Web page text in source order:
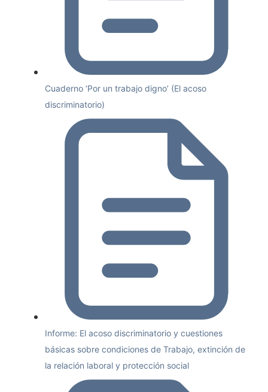
Cuaderno ‘Por un trabajo digno’ (El acoso
discriminatorio)
Informe: El acoso discriminatorio y cuestiones
básicas sobre condiciones de Trabajo, extinción de
la relación laboral y protección social